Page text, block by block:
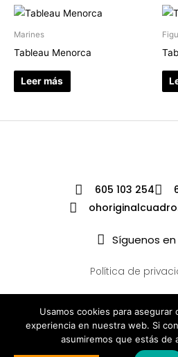
Marines
Tableau Menorca
Leer más
605 103 254
Síguenos en
Política de
Usamos cookies para asegurar
experiencia en nuestra web. Si
asumiremos que estás de